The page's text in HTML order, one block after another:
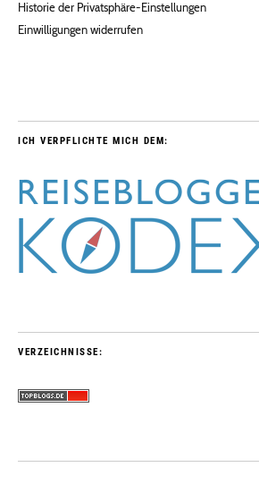
Historie der Privatsphäre-Einstellungen
Einwilligungen widerrufen
ICH VERPFLICHTE MICH DEM:
VERZEICHNISSE: